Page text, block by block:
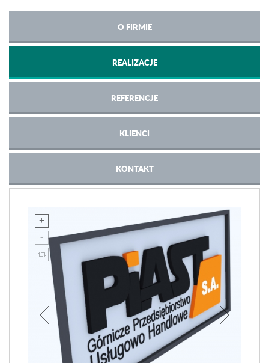
O FIRMIE
REALIZACJE
REFERENCJE
KLIENCI
KONTAKT